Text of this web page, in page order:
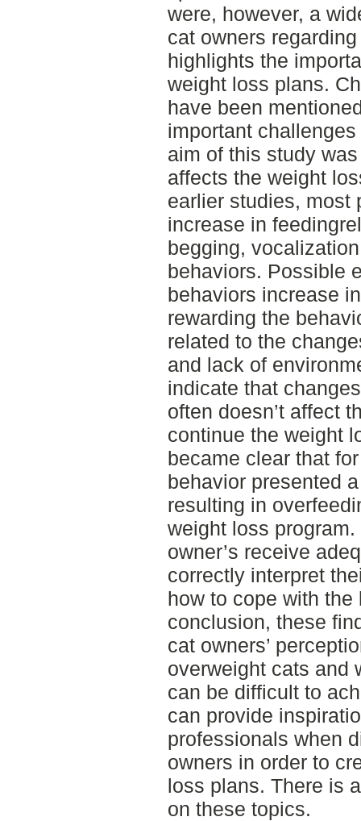
were, however, a
cat owners
highlights the
weight loss plans.
have been
important
aim of this study
affects the weight
earlier studies, most
increase in
begging,
behaviors. Possible
behaviors increase
rewarding the
related to the
and lack of
indicate that
often doesn’t affect
continue the weight
became clear that
behavior presented
resulting in
weight loss program.
owner’s receive
correctly interpret
how to cope with
conclusion, these
cat owners’
overweight cats and
can be difficult to
can provide
professionals when
owners in order to
loss plans. There is
on these topics.